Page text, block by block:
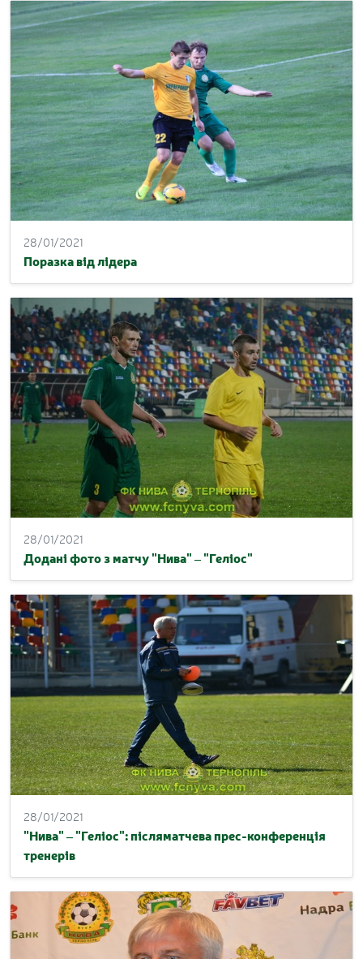
28/01/2021
Поразка від лідера
28/01/2021
Додані фото з матчу "Нива" – "Геліос"
28/01/2021
"Нива" – "Геліос": післяматчева прес-конференція
тренерів